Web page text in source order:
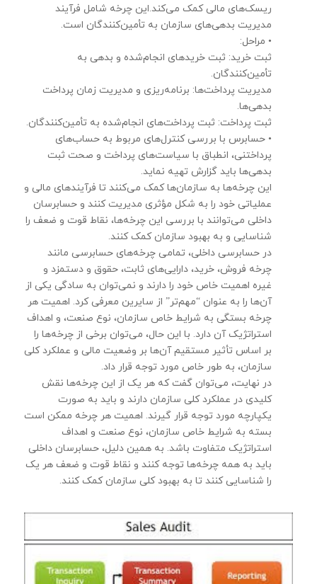
ریسک‌های مالی کمک می‌کند.این چرخه شامل فرآیند
مدیریت بدهی‌های سازمان به تأمین‌کنندگان است.
• مراحل:
ثبت خرید: ثبت خریدهای انجام‌شده و بدهی به
تأمین‌کنندگان.
مدیریت پرداخت‌ها: برنامه‌ریزی و مدیریت زمان پرداخت
بدهی‌ها.
ثبت پرداخت: ثبت پرداخت‌های انجام‌شده به تأمین‌کنندگان.
• حسابرس با بررسی کنترل‌های مربوط به حساب‌های
پرداختنی، انطباق با سیاست‌های پرداخت و صحت ثبت
بدهی‌ها باید گزارش تهیه نماید.
این چرخه‌ها به سازمان‌ها کمک می‌کنند تا فرآیندهای مالی و
عملیاتی خود را به شکل مؤثری مدیریت کنند و حسابرسان
داخلی می‌توانند با بررسی این چرخه‌ها، نقاط قوت و ضعف را
شناسایی و به بهبود سازمان کمک کنند.
در حسابرسی داخلی، تمامی چرخه‌های حسابرسی مانند
چرخه فروش، خرید، دارایی‌های ثابت، حقوق و دستمزد و
غیره اهمیت خاص خود را دارند و نمی‌توان به سادگی یکی از
آن‌ها را به عنوان “مهم‌تر” از سایرین معرفی کرد. اهمیت هر
چرخه بستگی به شرایط خاص سازمان، نوع صنعت، و اهداف
استراتژیک آن دارد. با این حال، می‌توان برخی از چرخه‌ها را
بر اساس تأثیر مستقیم آن‌ها بر وضعیت مالی و عملکرد کلی
سازمان، به طور خاص مورد توجه قرار داد.
در نهایت، می‌توان گفت که هر یک از این چرخه‌ها نقش
کلیدی در عملکرد کلی سازمان دارند و باید به صورت
یکپارچه مورد توجه قرار گیرند. اهمیت هر چرخه ممکن است
بسته به شرایط خاص سازمان، نوع صنعت و اهداف
استراتژیک متفاوت باشد. به همین دلیل، حسابرسان داخلی
باید به همه چرخه‌ها توجه کنند و نقاط قوت و ضعف هر یک
را شناسایی کنند تا به بهبود کلی سازمان کمک کنند.